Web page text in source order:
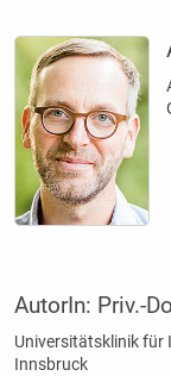
AutorIn: Priv.-
Universitätsklinik für
Innsbruck